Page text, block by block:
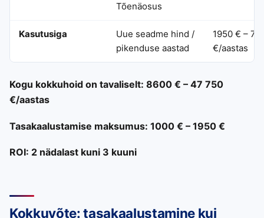
Tõenäosus
Kasutusiga
Uue seadme hind /
pikenduse aastad
1950 € –
€/aastas
Kogu kokkuhoid on tavaliselt: 8600 € – 47 750
€/aastas
Tasakaalustamise maksumus: 1000 € – 1950 €
ROI: 2 nädalast kuni 3 kuuni
Kokkuvõte: tasakaalustamine kui